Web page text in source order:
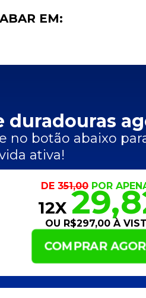
EM:
duradouras
botão abaixo
ativa!
DE 351,00POR
12X
OU R$297,00 À
COMPRAR